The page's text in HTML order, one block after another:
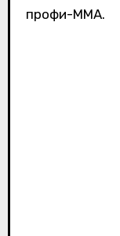
профи-ММА.